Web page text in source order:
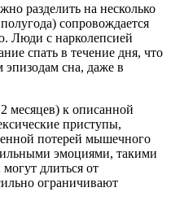
разделить на несколько
сопровождается
Люди с нарколепсией
спать в течение дня, что
сна, даже в
месяцев) к описанной
приступы,
потерей мышечного
эмоциями, такими
длиться от
ограничивают